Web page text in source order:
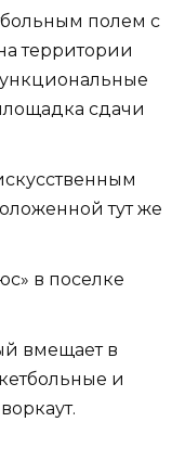
полем с
территории
сдачи
тут же
в поселке
вмещает в
и